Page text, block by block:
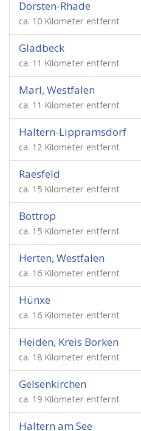
Dorsten-Rhade
ca. 10 Kilometer entfernt
Gladbeck
ca. 11 Kilometer entfernt
Marl, Westfalen
ca. 11 Kilometer entfernt
Haltern-Lippramsdorf
ca. 12 Kilometer entfernt
Raesfeld
ca. 15 Kilometer entfernt
Bottrop
ca. 15 Kilometer entfernt
Herten, Westfalen
ca. 16 Kilometer entfernt
Hünxe
ca. 16 Kilometer entfernt
Heiden, Kreis Borken
ca. 18 Kilometer entfernt
Gelsenkirchen
ca. 19 Kilometer entfernt
Haltern am See